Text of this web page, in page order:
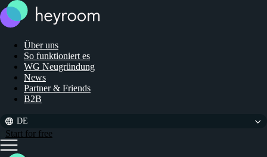
Über uns
So funktioniert es
WG Neugründung
News
Partner & Friends
B2B
DE
Start for free